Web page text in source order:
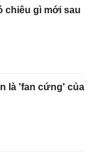
chiêu gì mới sau
là 'fan cứng' của